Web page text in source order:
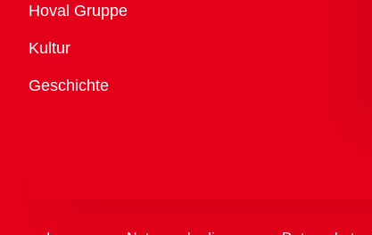
Übersicht
Hoval Gruppe
Kultur
Geschichte